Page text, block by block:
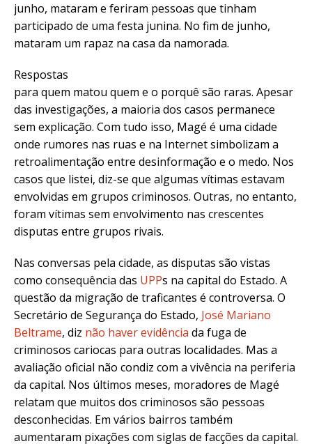
junho, mataram e feriram pessoas que tinham
participado de uma festa junina. No fim de junho,
mataram um rapaz na casa da namorada.
Respostas
para quem matou quem e o porquê são raras. Apesar
das investigações, a maioria dos casos permanece
sem explicação. Com tudo isso, Magé é uma cidade
onde rumores nas ruas e na Internet simbolizam a
retroalimentação entre desinformação e o medo. Nos
casos que listei, diz-se que algumas vítimas estavam
envolvidas em grupos criminosos. Outras, no entanto,
foram vítimas sem envolvimento nas crescentes
disputas entre grupos rivais.
Nas conversas pela cidade, as disputas são vistas
como consequência das UPPs na capital do Estado. A
questão da migração de traficantes é controversa. O
Secretário de Segurança do Estado, José Mariano
Beltrame, diz não haver evidência da fuga de
criminosos cariocas para outras localidades. Mas a
avaliação oficial não condiz com a vivência na periferia
da capital. Nos últimos meses, moradores de Magé
relatam que muitos dos criminosos são pessoas
desconhecidas. Em vários bairros também
aumentaram pixações com siglas de facções da capital.